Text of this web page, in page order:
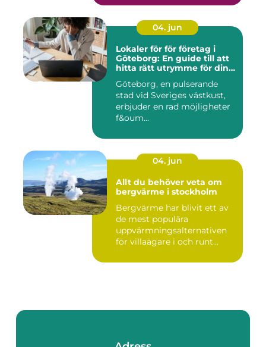
04. jun
Lokaler för för företag i
Göteborg: En guide till att
hitta rätt utrymme för din
Göteborg, en pulserande
stad vid Sveriges västkust,
erbjuder en rad möjligheter
f&oum...
04. jun
Allt du behöver veta om
bergvärme i stockholm
Bergvärme har blivit ett av
de mest populära
uppvärmningsalternativen
för villaägare i och runt